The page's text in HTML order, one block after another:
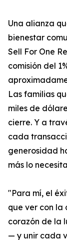
Una alianza
bienestar
Sell For One
comisión del
Las familias
miles de
cierre. Y a
cada
generosidad
más lo
"Para mí, el
que ver con la
corazón de la
— y unir cada